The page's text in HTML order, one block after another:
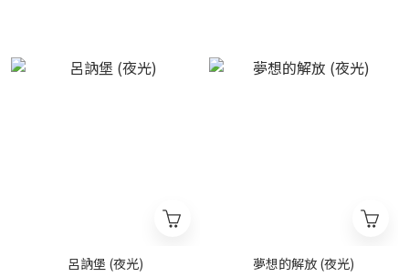
呂訥堡 (夜光)
夢想的解放 (夜光)